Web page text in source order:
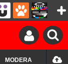
MODERA